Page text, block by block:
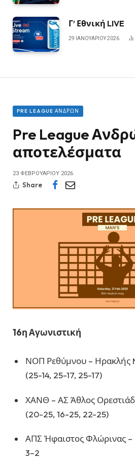
Γ’ Εθνική LIVE
29 ΙΑΝΟΥΑΡΊΟΥ 2026
PRE LEAGUE ΑΝΔΡΏΝ
Pre League
αποτελέσματα
23 ΦΕΒΡΟΥΑΡΊΟΥ 2026
Share
16η Αγωνιστική
ΝΟΠ Ρεθύμνου – Ηρακλής
(25-14, 25-17, 25-17)
ΧΑΝΘ – ΑΣ Άθλος
(20-25, 16-25, 22-25)
ΑΠΣ Ήφαιστος Φλώρινας –
3–2